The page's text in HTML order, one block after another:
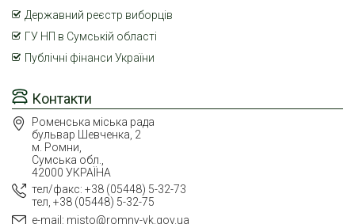
Контакти
Роменська міська рада
бульвар Шевченка, 2
м. Ромни,
Сумська обл.,
42000 УКРАЇНА
тел/факс: +38 (05448) 5-32-73
тел, +38 (05448) 5-32-75
e-mail: misto@romny-vk.gov.ua
Державний реєстр виборців
ГУ НП в Сумській області
Публічні фінанси України